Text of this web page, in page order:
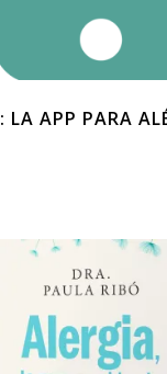
: LA APP PARA